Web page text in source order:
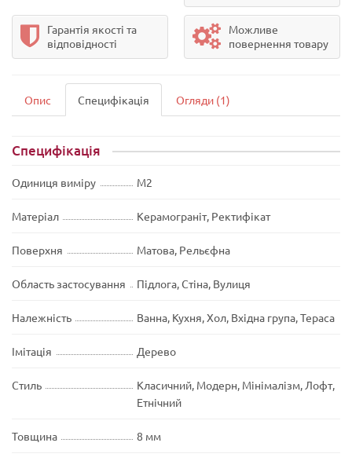
Гарантія якості та
відповідності
Можливе
повернення товару
Опис Специфікація Огляди (1)
Специфікація
Одиниця виміру М2
Матеріал Керамограніт, Ректифікат
Поверхня Матова, Рельєфна
Область застосування Підлога, Стіна, Вулиця
Належність Ванна, Кухня, Хол, Вхідна група, Тераса
Імітація Дерево
Стиль
Класичний, Модерн, Мінімалізм, Лофт,
Етнічний
Товщина 8 мм